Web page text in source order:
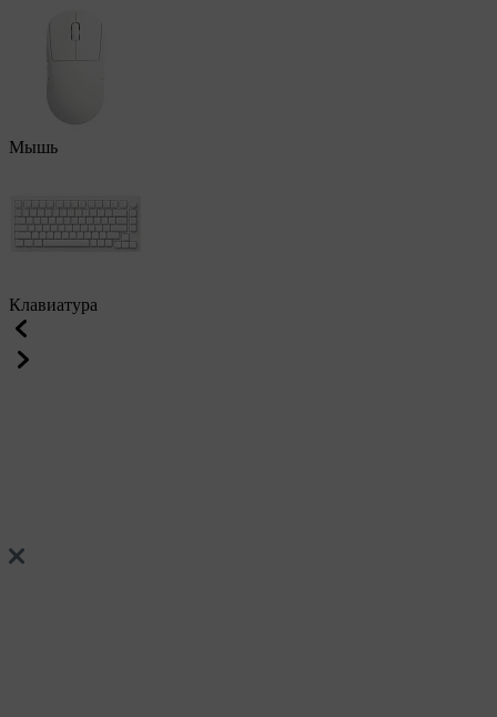
Мышь
Клавиатура